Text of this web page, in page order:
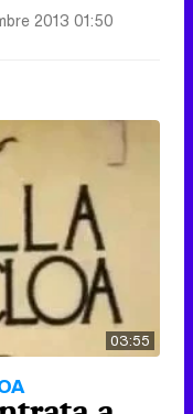
2013 01:50
03:55